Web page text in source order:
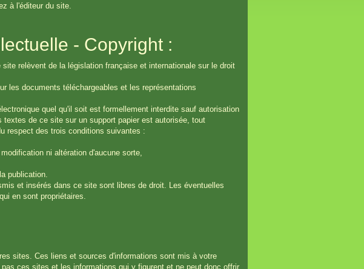
à l'éditeur du site.
- Copyright :
relèvent de la législation française et internationale sur le droit
les documents téléchargeables et les représentations
quel qu'il soit est formellement interdite sauf autorisation
de ce site sur un support papier est autorisée, tout
respect des trois conditions suivantes :
ni altération d'aucune sorte,
publication.
et insérés dans ce site sont libres de droit. Les éventuelles
en sont propriétaires.
sites. Ces liens et sources d'informations sont mis à votre
ces sites et les informations qui y figurent et ne peut donc offrir